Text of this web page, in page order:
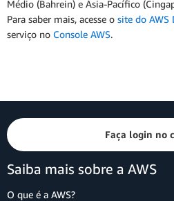
Médio (Bahrein) e Ásia-Pacífico
Para saber mais, acesse o site do AWS
serviço no Console AWS.
Faça login no
Saiba mais sobre a AWS
O que é a AWS?